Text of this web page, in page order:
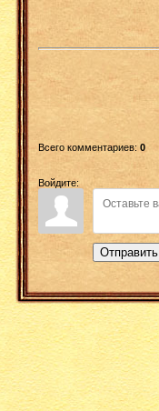
Всего комментариев: 0
Войдите:
Отправить